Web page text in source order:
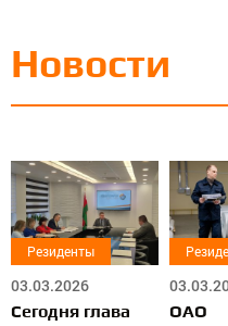
Новости
Резиденты
03.03.2026
Сегодня глава
ОАО